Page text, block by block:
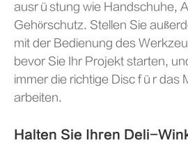
ausrüstung wie Handschuhe,
Gehörschutz. Stellen Sie
mit der Bedienung des
bevor Sie Ihr Projekt starten,
immer die richtige Disc für das
arbeiten.
Halten Sie Ihren Deli-